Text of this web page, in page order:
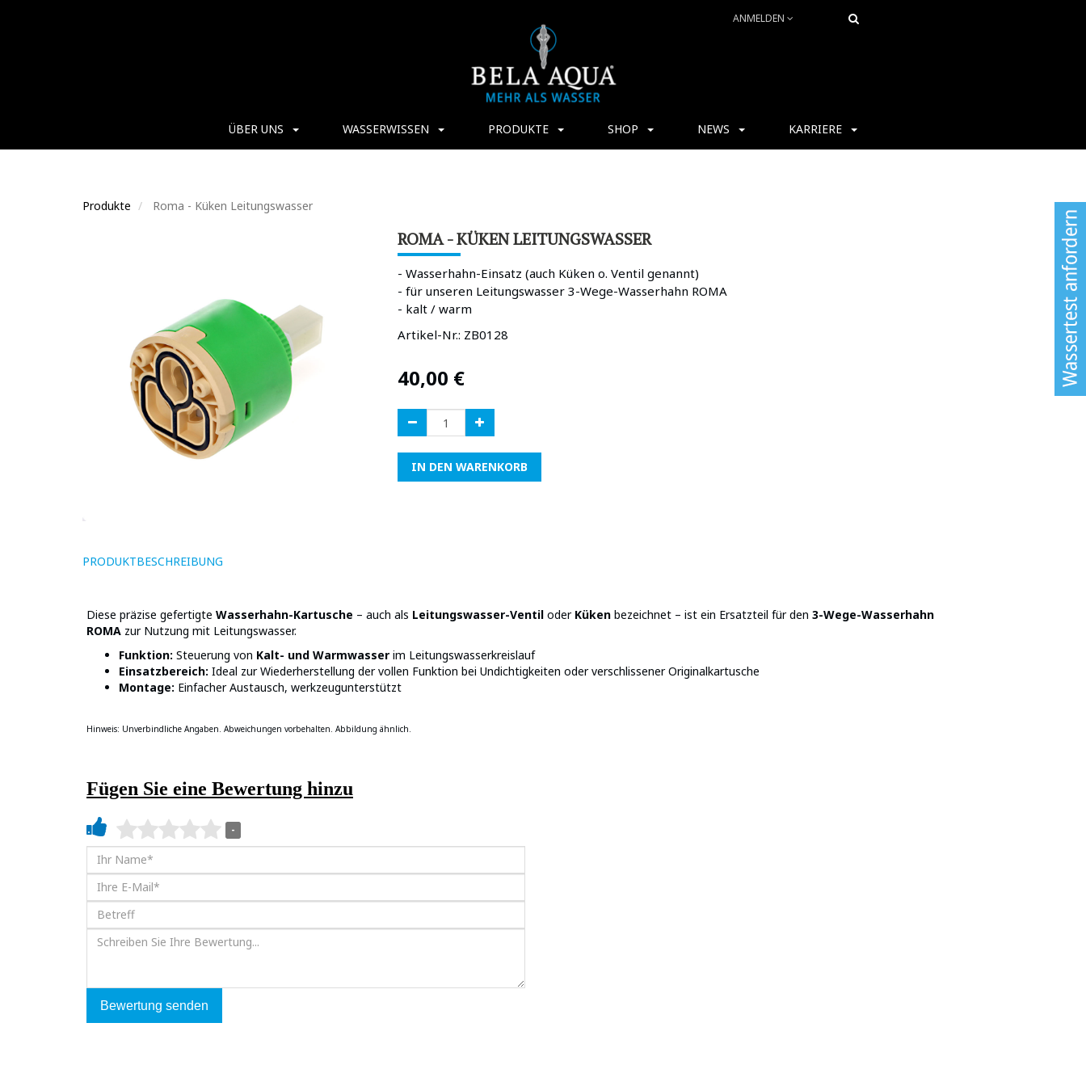
ANMELDEN
ÜBER UNS WASSERWISSEN PRODUKTE SHOP NEWS KARRIERE
Produkte Roma - Küken Leitungswasser
ROMA - KÜKEN LEITUNGSWASSER
- Wasserhahn-Einsatz (auch Küken o. Ventil genannt)
- für unseren Leitungswasser 3-Wege-Wasserhahn ROMA
- kalt / warm
Artikel-Nr.: ZB0128
40,00 €
IN DEN WARENKORB
PRODUKTBESCHREIBUNG
Diese präzise gefertigte Wasserhahn-Kartusche – auch als Leitungswasser-Ventil oder Küken bezeichnet – ist ein Ersatzteil für den 3-Wege-Wasserhahn
ROMA zur Nutzung mit Leitungswasser.
Funktion: Steuerung von Kalt- und Warmwasser im Leitungswasserkreislauf
Einsatzbereich: Ideal zur Wiederherstellung der vollen Funktion bei Undichtigkeiten oder verschlissener Originalkartusche
Montage: Einfacher Austausch, werkzeugunterstützt
Hinweis: Unverbindliche Angaben. Abweichungen vorbehalten. Abbildung ähnlich.
Fügen Sie eine Bewertung hinzu
-
Bewertung senden